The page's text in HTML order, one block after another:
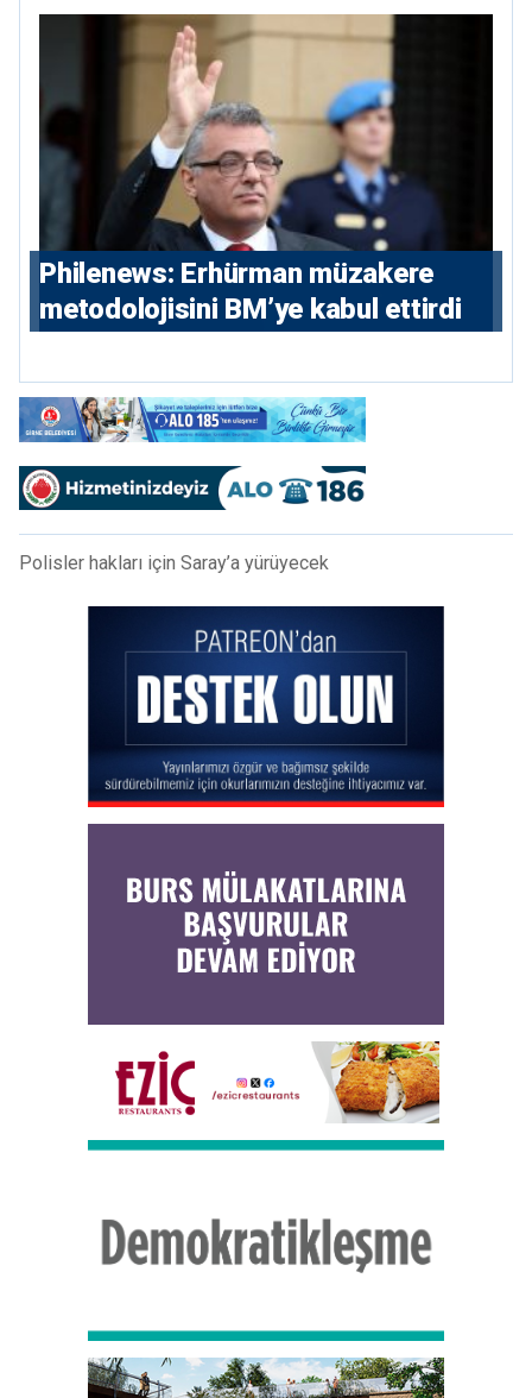
hikayesi
Philenews: Erhürman müzakere
metodolojisini BM’ye kabul ettirdi
Polisler hakları için Saray’a yürüyecek